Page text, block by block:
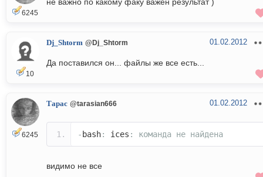
6245
10
Dj_Shtorm @Dj_Shtorm 01.02.2012
Да поставился он... файлы же все есть...
6245
Тарас @tarasian666 01.02.2012
- bash: ices : команда не найдена
видимо не все